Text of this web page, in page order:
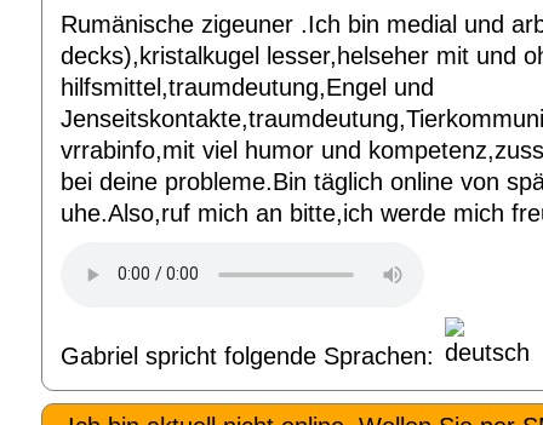
Rumänische zigeuner .Ich bin medial und
decks),kristalkugel lesser,helseher mit und
hilfsmittel,traumdeutung,Engel und
vrrabinfo,mit viel humor und
bei deine probleme.Bin täglich online von
uhe.Also,ruf mich an bitte,ich werde mich
Gabriel spricht folgende Sprachen: